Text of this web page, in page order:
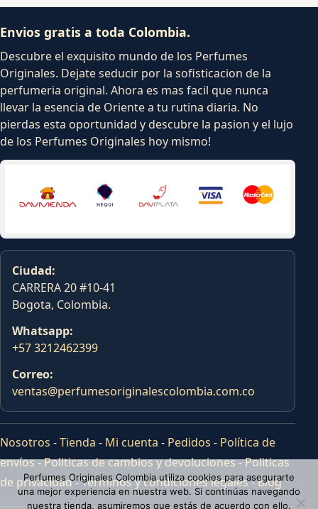
Envios gratis a toda Colombia.
Descubre el exquisito mundo de los Perfumes
Originales. Dejate seducir por la sofisticacion de la
perfumeria original. Ahora es mas facil que nunca
llevar la esencia de Oriente a tu rutina diaria. No
pierdas esta oportunidad y descubre la pasion y el lujo
de los Perfumes Originales hoy mismo!
Ciudad:
CARRERA 20 #10-41
Bogota, Colombia.
Whatsapp:
+57 3212462399
Correo:
ventas@perfumesoriginalescolombia.com.co
Nosotros -Tienda - Mi cuenta - Pedidos - Política de
envíos-Politicas de cambios y devoluciones-Politicas
de privacidad-Terminos y condiciones legales-Blog
Perfumes Originales Colombia utiliza cookies para asegurarte
una mejor experiencia en nuestra web. Si continúas navegando
nuestra tienda, asumiremos que estás de acuerdo con ello.